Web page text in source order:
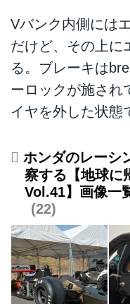
Vバンク内側には
だけど、その上に
る。ブレーキは
ーロックが施され
イヤを外した状態
ホンダのレーシ
察する【地球に
Vol.41】画像一
22